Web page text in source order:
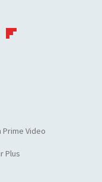
Prime Video
Plus